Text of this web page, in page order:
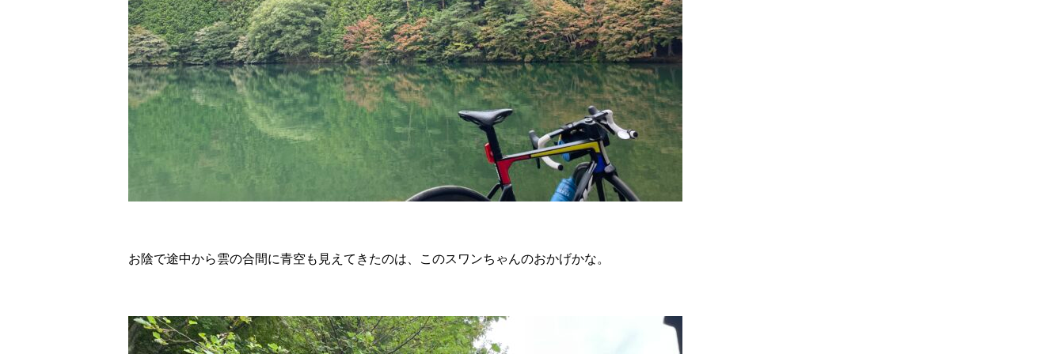
お陰で途中から雲の合間に青空も見えてきたのは、このスワンちゃんのおかげかな。